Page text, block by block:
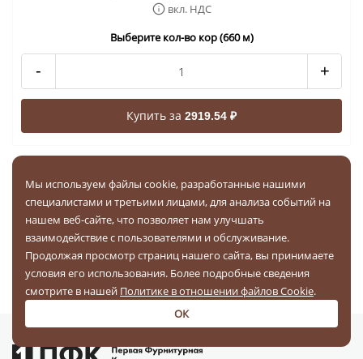
вкл. НДС
Выберите кол-во кор (660 м)
- +
Купить за 2919.54 ₽
Вы можете купить Ленты для одежды в Санкт-Петербурге
оптом по выгодной цене. Широкий ассортимент Лент для
одежды в интернет-магазине 1ПФК. Бесплатная доставка
товаров при заказе от 20 000 рублей. Акции и скидки для
новых и постоянных клиентов.
Мы используем файлы cookie, разработанные нашими
специалистами и третьими лицами, для анализа событий на
нашем веб-сайте, что позволяет нам улучшать
взаимодействие с пользователями и обслуживание.
Продолжая просмотр страниц нашего сайта, вы принимаете
условия его использования. Более подробные сведения
смотрите в нашей Политике в отношении файлов Cookie.
ОК